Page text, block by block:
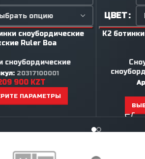
сноубордические
Ruler Boa
сноубордические
20317100001
900 KZT
ПАРАМЕТРЫ
ЦВЕТ
K2